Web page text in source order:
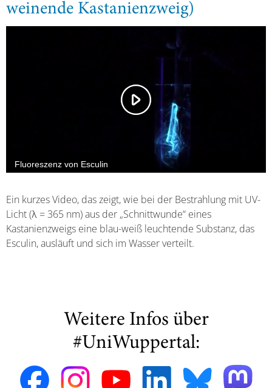
weinende Kastanienzweig)
Ein kurzes Video, das zeigt, wie bei der Bestrahlung mit UV-
Licht (λ = 365 nm) aus der „Schnittwunde“ eines
Kastanienzweigs eine blau-weiß leuchtende Substanz, das
Esculin, ausläuft und sich im Wasser verteilt.
Weitere Infos über
#UniWuppertal: